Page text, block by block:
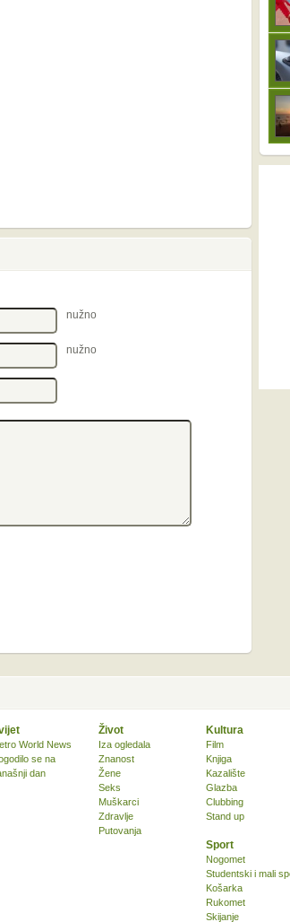
nužno
nužno
World News
se na
dan
Život
Iza ogledala
Znanost
Žene
Seks
Muškarci
Zdravlje
Putovanja
Kultura
Film
Knjiga
Kazalište
Glazba
Clubbing
Stand up
Sport
Nogomet
Studentski i mali
Košarka
Rukomet
Skijanje